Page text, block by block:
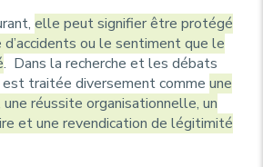
elle peut signifier être protégé
d’accidents ou le sentiment que le
. Dans la recherche et les débats
traitée diversement comme une
réussite organisationnelle, un
et une revendication de légitimité